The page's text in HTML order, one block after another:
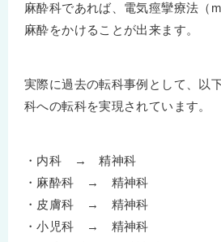
麻酔科であれば、電気痙攣療法（
麻酔をかけることが出来ます。
実際に過去の転科事例として、以
科への転科を実現されています。
・内科 → 精神科
・麻酔科 → 精神科
・皮膚科 → 精神科
・小児科 → 精神科